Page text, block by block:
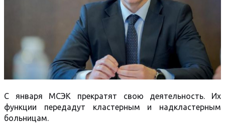
С января МСЭК прекратят свою деятельность. Их
функции передадут кластерным и надкластерным
больницам.